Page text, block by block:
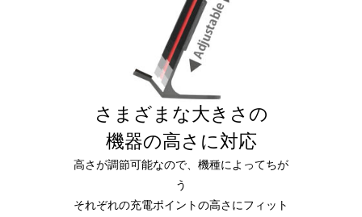
さまざまな大きさの
機器の高さに対応
高さが調節可能なので、機種によってちが
う
それぞれの充電ポイントの高さにフィット